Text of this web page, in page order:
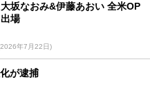
大坂なおみ&伊藤あおい 全米OP
出場
年7月22日)
が逮捕